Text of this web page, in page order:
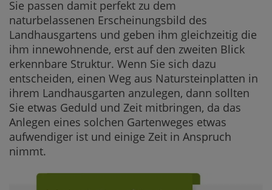
Sie passen damit perfekt zu dem
naturbelassenen Erscheinungsbild des
Landhausgartens und geben ihm gleichzeitig die
ihm innewohnende, erst auf den zweiten Blick
erkennbare Struktur. Wenn Sie sich dazu
entscheiden, einen Weg aus Natursteinplatten in
ihrem Landhausgarten anzulegen, dann sollten
Sie etwas Geduld und Zeit mitbringen, da das
Anlegen eines solchen Gartenweges etwas
aufwendiger ist und einige Zeit in Anspruch
nimmt.